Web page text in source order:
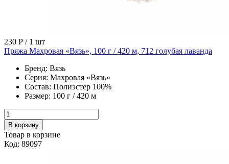
230 Р / 1 шт
Пряжа Махровая «Вязь», 100 г / 420 м, 712 голубая лаванда
Бренд: Вязь
Серия: Махровая «Вязь»
Состав: Полиэстер 100%
Размер: 100 г / 420 м
В корзину
Товар в корзине
Код: 89097